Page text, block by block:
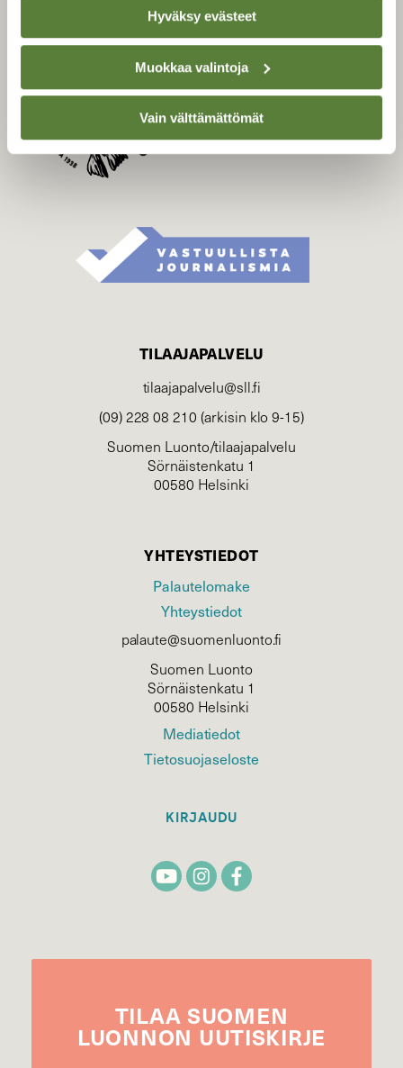
Hyväksy evästeet
Muokkaa valintoja
Vain välttämättömät
SUOJELU­LIITTO
Suomen Luonto -lehden
kustantaja onSuomen
luonnonsuojelu­liitto
TILAAJAPALVELU
tilaajapalvelu@sll.fi
(09) 228 08 210 (arkisin klo 9-15)
Suomen Luonto/tilaajapalvelu
Sörnäistenkatu 1
00580 Helsinki
YHTEYSTIEDOT
Palautelomake
Yhteystiedot
palaute@suomenluonto.fi
Suomen Luonto
Sörnäistenkatu 1
00580 Helsinki
Mediatiedot
Tietosuojaseloste
KIRJAUDU
TILAA SUOMEN
LUONNON UUTIS­KIRJE